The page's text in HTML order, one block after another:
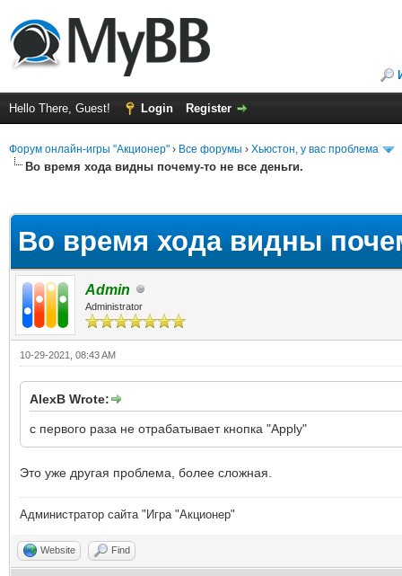
Hello There, Guest! Login Register
Форум онлайн-игры "Акционер" › Все форумы › Хьюстон, у вас проблема
Во время хода видны почему-то не все деньги.
Во время хода видны
Admin
Administrator
10-29-2021, 08:43 AM
AlexB Wrote:
с первого раза не отрабатывает кнопка "Apply"
Это уже другая проблема, более сложная.
Администратор сайта "Игра "Акционер"
Website Find